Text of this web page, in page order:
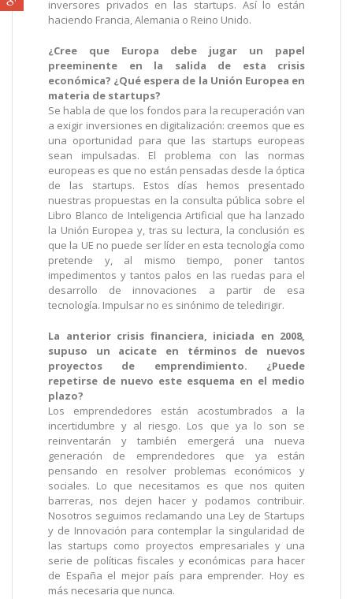
inversores privados en las startups. Así lo están
haciendo Francia, Alemania o Reino Unido.
¿Cree que Europa debe jugar un papel
preeminente en la salida de esta crisis
económica? ¿Qué espera de la Unión Europea en
materia de startups?
Se habla de que los fondos para la recuperación van
a exigir inversiones en digitalización: creemos que es
una oportunidad para que las startups europeas
sean impulsadas. El problema con las normas
europeas es que no están pensadas desde la óptica
de las startups. Estos días hemos presentado
nuestras propuestas en la consulta pública sobre el
Libro Blanco de Inteligencia Artificial que ha lanzado
la Unión Europea y, tras su lectura, la conclusión es
que la UE no puede ser líder en esta tecnología como
pretende y, al mismo tiempo, poner tantos
impedimentos y tantos palos en las ruedas para el
desarrollo de innovaciones a partir de esa
tecnología. Impulsar no es sinónimo de teledirigir.
La anterior crisis financiera, iniciada en 2008,
supuso un acicate en términos de nuevos
proyectos de emprendimiento. ¿Puede
repetirse de nuevo este esquema en el medio
plazo?
Los emprendedores están acostumbrados a la
incertidumbre y al riesgo. Los que ya lo son se
reinventarán y también emergerá una nueva
generación de emprendedores que ya están
pensando en resolver problemas económicos y
sociales. Lo que necesitamos es que nos quiten
barreras, nos dejen hacer y podamos contribuir.
Nosotros seguimos reclamando una Ley de Startups
y de Innovación para contemplar la singularidad de
las startups como proyectos empresariales y una
serie de políticas fiscales y económicas para hacer
de España el mejor país para emprender. Hoy es
más necesaria que nunca.